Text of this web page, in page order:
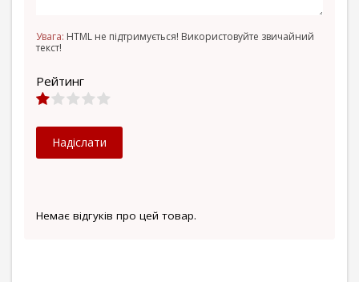
Немає відгуків про цей товар.
Увага: HTML не підтримується! Використовуйте звичайний
текст!
Рейтинг
Надіслати